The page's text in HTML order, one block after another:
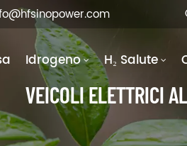
Idrogeno H₂ Salute
VEICOLI ELETTRICI